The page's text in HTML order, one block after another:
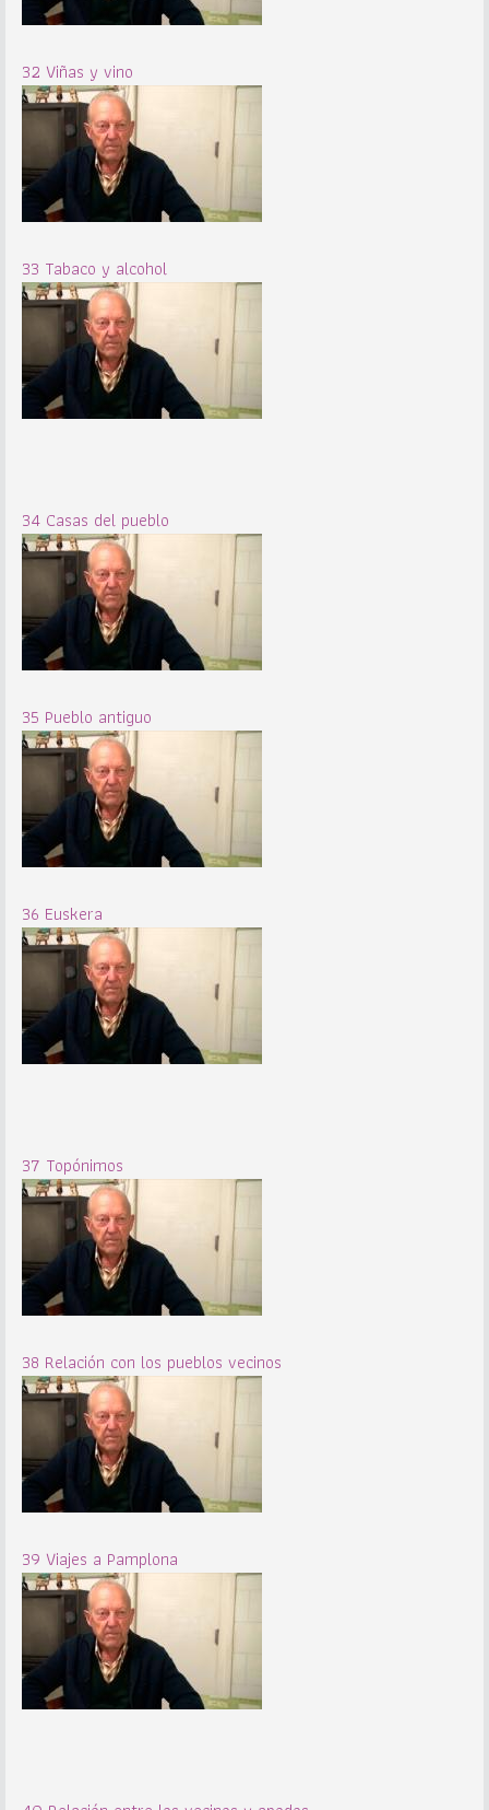
32 Viñas y vino
33 Tabaco y alcohol
34 Casas del pueblo
35 Pueblo antiguo
36 Euskera
37 Topónimos
38 Relación con los pueblos vecinos
39 Viajes a Pamplona